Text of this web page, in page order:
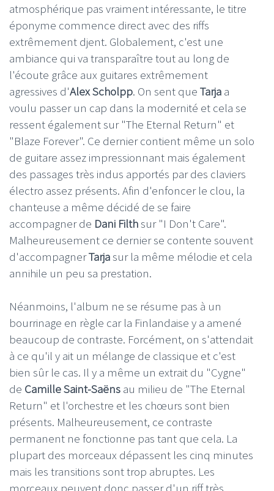
atmosphérique pas vraiment intéressante, le titre
éponyme commence direct avec des riffs
extrêmement djent. Globalement, c'est une
ambiance qui va transparaître tout au long de
l'écoute grâce aux guitares extrêmement
agressives d'Alex Scholpp. On sent que Tarja a
voulu passer un cap dans la modernité et cela se
ressent également sur "The Eternal Return" et
"Blaze Forever". Ce dernier contient même un solo
de guitare assez impressionnant mais également
des passages très indus apportés par des claviers
électro assez présents. Afin d'enfoncer le clou, la
chanteuse a même décidé de se faire
accompagner de Dani Filthsur "I Don't Care".
Malheureusement ce dernier se contente souvent
d'accompagnerTarjasur la même mélodie et cela
annihile un peu sa prestation.
Néanmoins, l'album ne se résume pas à un
bourrinage en règle car la Finlandaise y a amené
beaucoup de contraste. Forcément, on s'attendait
à ce qu'il y ait un mélange de classique et c'est
bien sûr le cas. Il y a même un extrait du "Cygne"
de Camille Saint-Saëns au milieu de "The Eternal
Return" et l'orchestre et les chœurs sont bien
présents. Malheureusement, ce contraste
permanent ne fonctionne pas tant que cela. La
plupart des morceaux dépassent les cinq minutes
mais les transitions sont trop abruptes. Les
morceaux peuvent donc passer d'un riff très